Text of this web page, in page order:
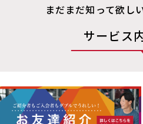
まだまだ知って欲し
サービス